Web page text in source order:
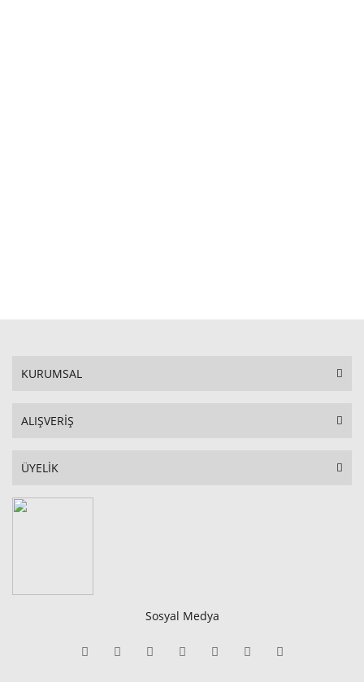
KURUMSAL
ALIŞVERİŞ
ÜYELİK
Sosyal Medya